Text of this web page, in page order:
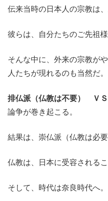
伝来当時の日本人の宗教は、
彼らは、自分たちのご先祖
そんな中に、外来の宗教が
人たちが現れるのも当然だ。
排仏派（仏教は不要） Ｖ
論争が巻き起こる。
結果は、崇仏派（仏教は必要
仏教は、日本に受容されるこ
そして、時代は奈良時代へ。